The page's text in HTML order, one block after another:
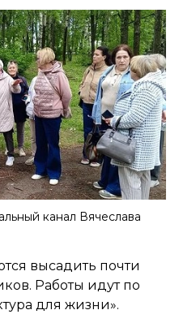
канал Вячеслава
высадить почти
Работы идут по
для жизни».